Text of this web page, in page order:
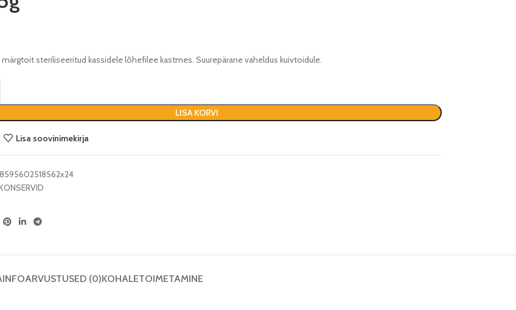
steriliseeritud kassidele lõhefilee kastmes. Suurepärane vaheldus kuivtoidule.
LISA KORVI
Lisa soovinimekirja
8595602518562x24
ARVUSTUSED (0)KOHALETOIMETAMINE